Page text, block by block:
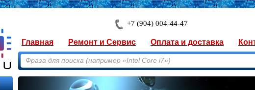
+7 (904) 004-44-47
Главная Ремонт и Сервис Оплата и доставка